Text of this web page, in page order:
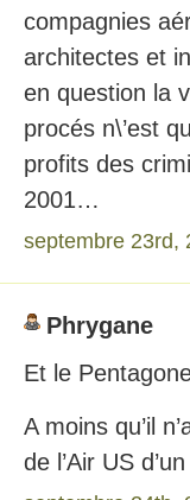
compagnies
architectes et
en question la
procés n\’est
profits des
2001…
septembre 23rd,
Phrygane
Et le
A moins qu’il
de l’Air US